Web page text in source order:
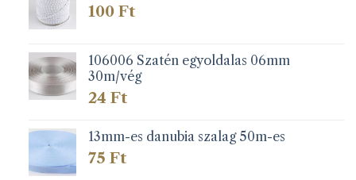
100 Ft
106006 Szatén egyoldalas 06mm
30m/vég
24 Ft
13mm-es danubia szalag 50m-es
75 Ft